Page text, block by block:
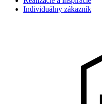
Individuálny zákazník